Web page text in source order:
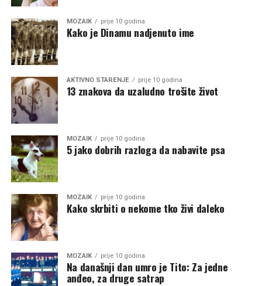
MOZAIK prije 10 godina
Kako je Dinamu nadjenuto ime
AKTIVNO STARENJE prije 10 godina
13 znakova da uzaludno trošite život
MOZAIK prije 10 godina
5 jako dobrih razloga da nabavite psa
MOZAIK prije 10 godina
Kako skrbiti o nekome tko živi daleko
MOZAIK prije 10 godina
Na današnji dan umro je Tito: Za jedne
anđeo, za druge satrap